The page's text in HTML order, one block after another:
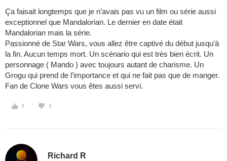
Ça faisait longtemps que je n’avais pas vu un film ou série aussi
exceptionnel que Mandalorian. Le dernier en date était
Mandalorian mais la série.
Passionné de Star Wars, vous allez être captivé du début jusqu’à
la fin. Aucun temps mort. Un scénario qui est très bien écrit. Un
personnage ( Mando ) avec toujours autant de charisme. Un
Grogu qui prend de l’importance et qui ne fait pas que de manger.
Fan de Clone Wars vous êtes aussi servi.
3 3
Richard R